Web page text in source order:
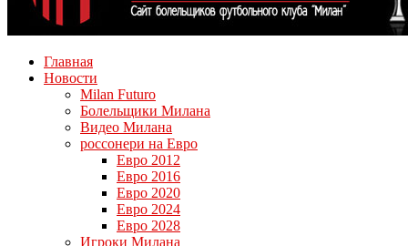
Главная
Новости
Milan Futuro
Болельщики Милана
Видео Милана
россонери на Евро
Евро 2012
Евро 2016
Евро 2020
Евро 2024
Евро 2028
Игроки Милана